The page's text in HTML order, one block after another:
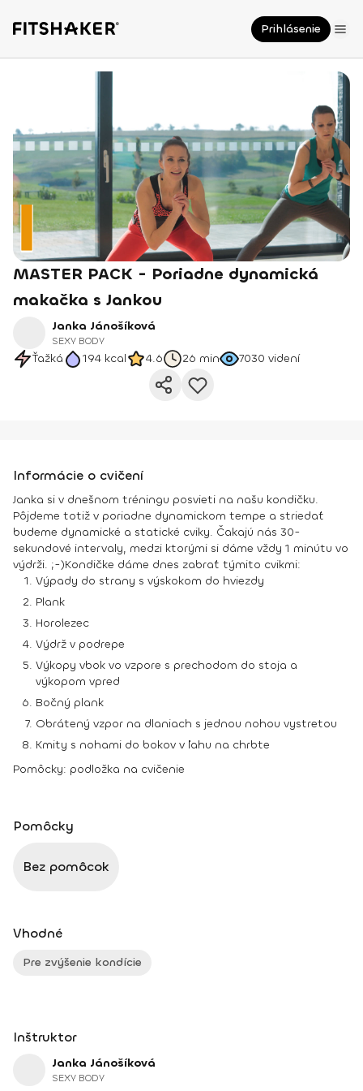
Prihlásenie
MASTER PACK - Poriadne dynamická
makačka s Jankou
Janka Jánošíková
SEXY BODY
Ťažká 194 kcal 4.6 26 min 7030 videní
Informácie o cvičení
Janka si v dnešnom tréningu posvieti na našu kondičku.
Pôjdeme totiž v poriadne dynamickom tempe a striedať
budeme dynamické a statické cviky. Čakajú nás 30-
sekundové intervaly, medzi ktorými si dáme vždy 1 minútu vo
výdrži. ;-)Kondičke dáme dnes zabrať týmito cvikmi:
Výpady do strany s výskokom do hviezdy
Plank
Horolezec
Výdrž v podrepe
Výkopy vbok vo vzpore s prechodom do stoja a
výkopom vpred
Bočný plank
Obrátený vzpor na dlaniach s jednou nohou vystretou
Kmity s nohami do bokov v ľahu na chrbte
Pomôcky: podložka na cvičenie
Pomôcky
Bez pomôcok
Vhodné
Pre zvýšenie kondície
Inštruktor
Janka Jánošíková
SEXY BODY